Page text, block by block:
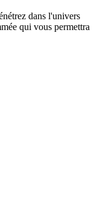
dans l'univers
qui vous permettra